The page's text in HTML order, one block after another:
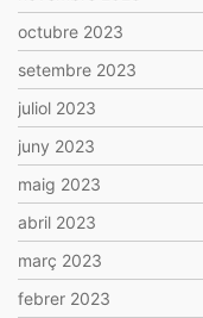
octubre 2023
setembre 2023
juliol 2023
juny 2023
maig 2023
abril 2023
març 2023
febrer 2023